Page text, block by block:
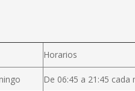
Horarios
De 06:45 a 21:45 cada